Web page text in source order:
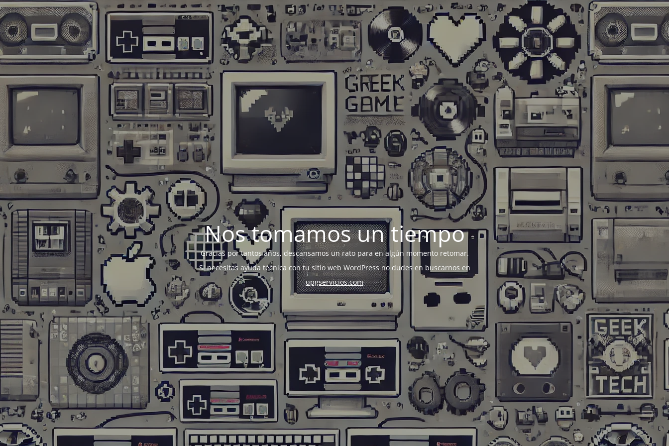
Nos tomamos un tiempo
Gracias por tantos años, descansamos un rato para en algún momento retomar.
Si necesitas ayuda técnica con tu sitio web WordPress no dudes en buscarnos en
upgservicios.com